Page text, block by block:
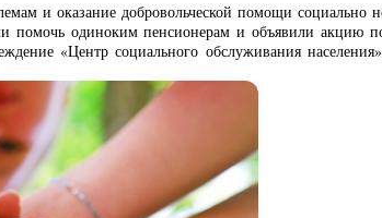
и оказание добровольческой помощи социально
одиноким пенсионерам и объявили акцию
«Центр социального обслуживания